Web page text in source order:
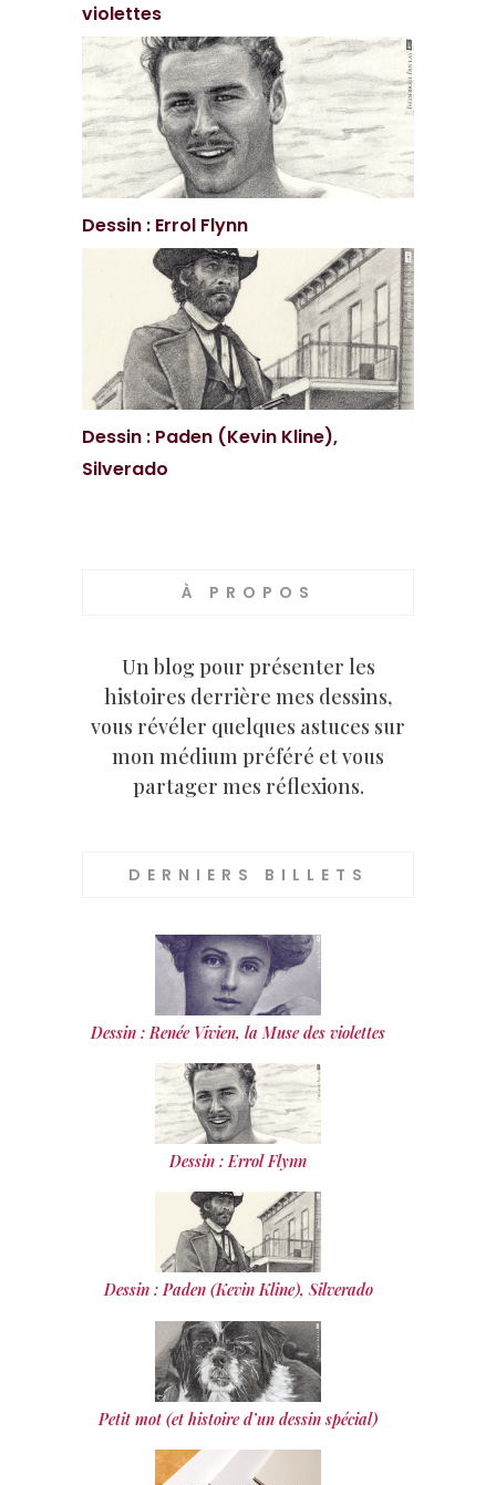
violettes
Dessin : Errol Flynn
Dessin : Paden (Kevin Kline),
Silverado
À PROPOS
Un blog pour présenter les
histoires derrière mes dessins,
vous révéler quelques astuces sur
mon médium préféré et vous
partager mes réflexions.
DERNIERS BILLETS
Dessin : Renée Vivien, la Muse des violettes
Dessin : Errol Flynn
Dessin : Paden (Kevin Kline), Silverado
Petit mot (et histoire d’un dessin spécial)